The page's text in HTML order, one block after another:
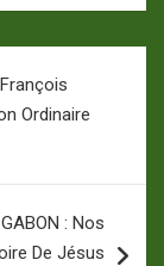
Ordinaire
: Nos
De Jésus